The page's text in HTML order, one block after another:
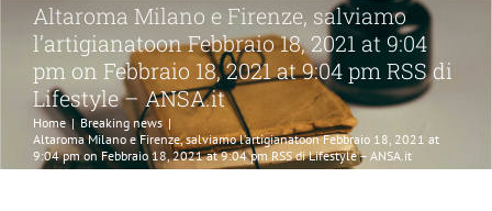
Altaroma Milano e Firenze, salviamo
l’artigianatoon Febbraio 18, 2021 at 9:04
pm on Febbraio 18, 2021 at 9:04 pm RSS di
Lifestyle – ANSA.it
Home | Breaking news |
Altaroma Milano e Firenze, salviamo l’artigianatoon Febbraio 18, 2021 at
9:04 pm on Febbraio 18, 2021 at 9:04 pm RSS di Lifestyle – ANSA.it